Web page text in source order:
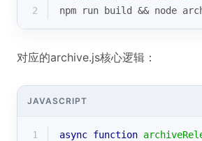
2
npm run build && node
对应的archive.js核心逻辑：
JAVASCRIPT
1 async function